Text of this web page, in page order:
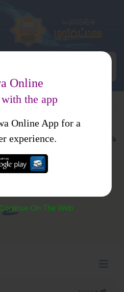
طلاق رضاعت
(228)رضاعت كا
سے
Online
the app
Online App for a
experience.
On The Web